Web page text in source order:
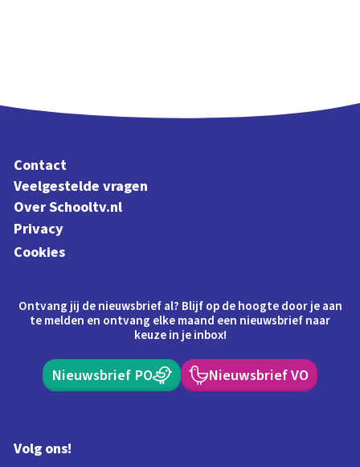
Contact
Veelgestelde vragen
Over Schooltv.nl
Privacy
Cookies
Ontvang jij de nieuwsbrief al? Blijf op de hoogte door je aan
te melden en ontvang elke maand een nieuwsbrief naar
keuze in je inbox!
Nieuwsbrief PO Nieuwsbrief VO
Volg ons!